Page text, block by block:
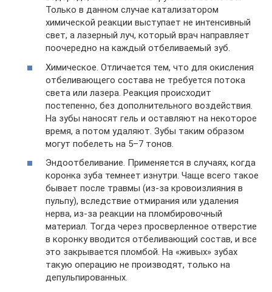
Только в данном случае катализатором
химической реакции выступает не интенсивный
свет, а лазерный луч, который врач направляет
поочередно на каждый отбеливаемый зуб.
Химическое. Отличается тем, что для окисления
отбеливающего состава не требуется потока
света или лазера. Реакция происходит
постепенно, без дополнительного воздействия.
На зубы наносят гель и оставляют на некоторое
время, а потом удаляют. Зубы таким образом
могут побелеть на 5–7 тонов.
Эндоотбеливание. Применяется в случаях, когда
коронка зуба темнеет изнутри. Чаще всего такое
бывает после травмы (из-за кровоизлияния в
пульпу), вследствие отмирания или удаления
нерва, из-за реакции на пломбировочный
материал. Тогда через просверленное отверстие
в коронку вводится отбеливающий состав, и все
это закрывается пломбой. На «живых» зубах
такую операцию не производят, только на
депульпированных.